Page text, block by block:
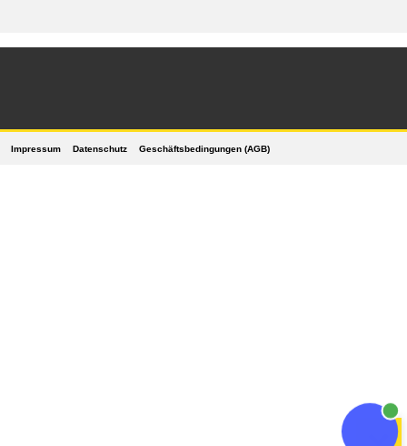
Impressum Datenschutz Geschäftsbedingungen (AGB)